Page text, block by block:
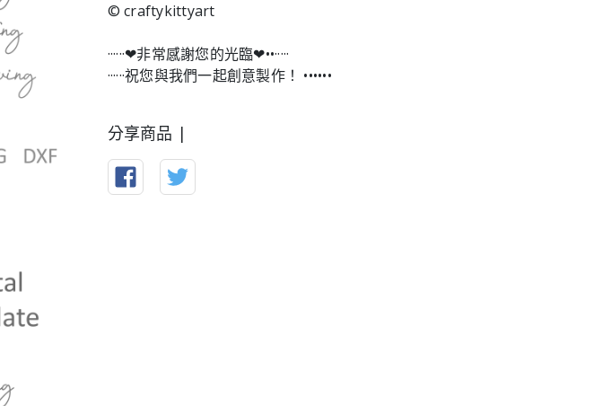
© craftykittyart
······❤︎非常感謝您的光臨❤︎••·····
······祝您與我們一起創意製作！ ••••••
分享商品 |